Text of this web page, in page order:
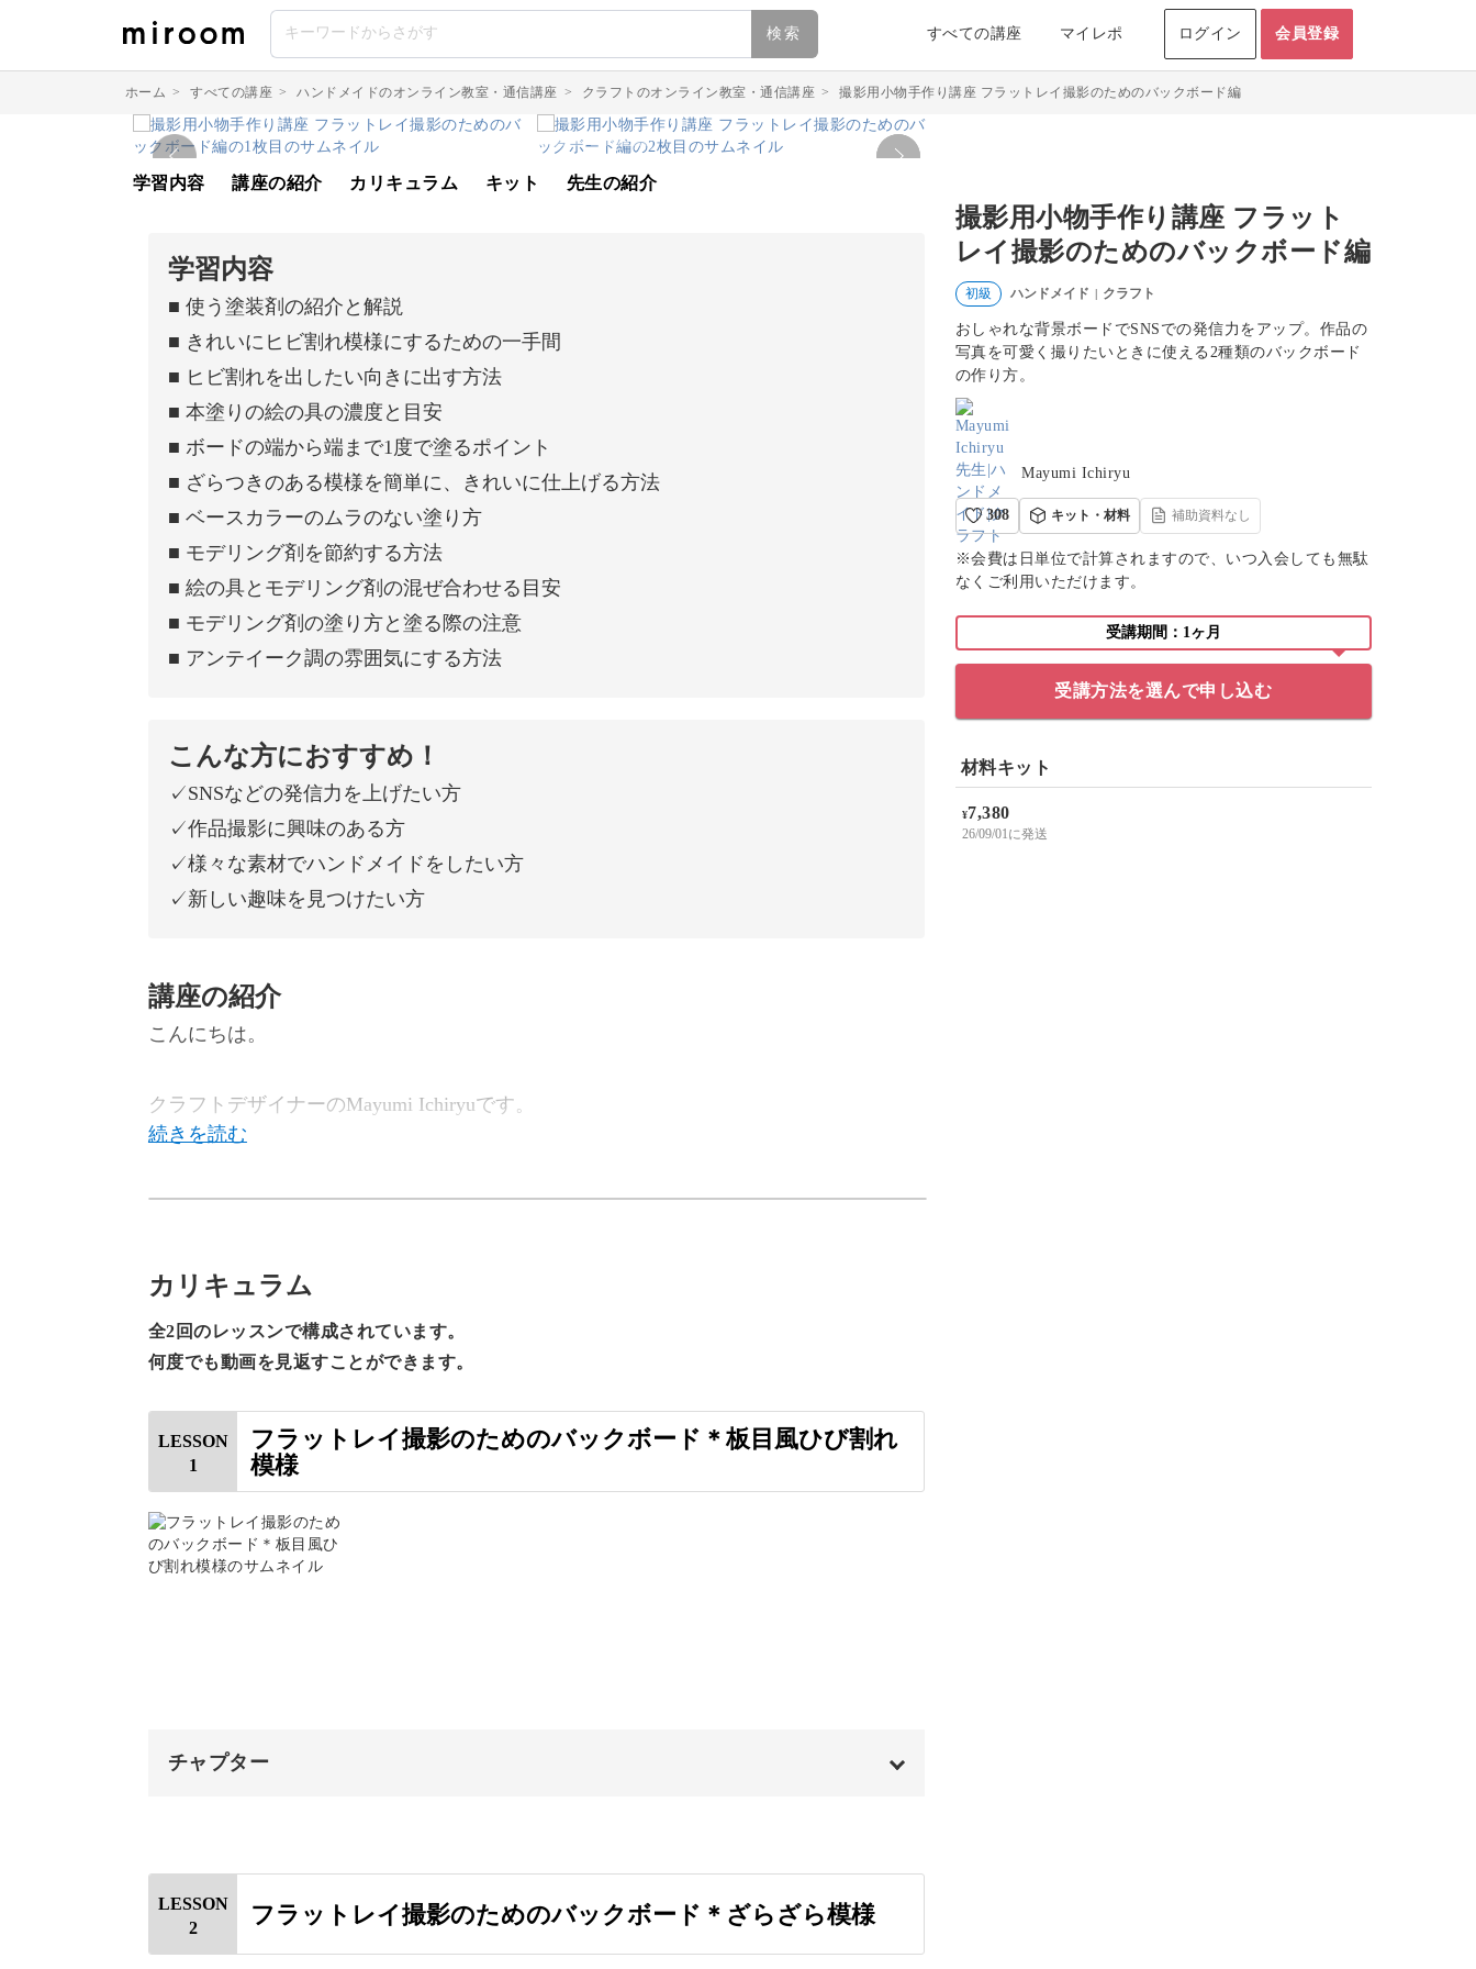
検索 すべての講座 マイレポ ログイン 会員登録
ホーム > すべての講座 > ハンドメイドのオンライン教室・通信講座 > クラフトのオンライン教室・通信講座 > 撮影用小物手作り講座 フラットレイ撮影のためのバックボード編
撮影用小物手作り講座 フラット
レイ撮影のためのバックボード編
初級 ハンドメイド | クラフト
おしゃれな背景ボードでSNSでの発信力をアップ。作品の
写真を可愛く撮りたいときに使える2種類のバックボード
の作り方。
Mayumi Ichiryu
308 キット・材料 補助資料なし
※会費は日単位で計算されますので、いつ入会しても無駄
なくご利用いただけます。
受講期間：1ヶ月
受講方法を選んで申し込む
材料キット
¥7,380
26/09/01に発送
学習内容 講座の紹介 カリキュラム キット 先生の紹介
学習内容
■ 使う塗装剤の紹介と解説
■ きれいにヒビ割れ模様にするための一手間
■ ヒビ割れを出したい向きに出す方法
■ 本塗りの絵の具の濃度と目安
■ ボードの端から端まで1度で塗るポイント
■ ざらつきのある模様を簡単に、きれいに仕上げる方法
■ ベースカラーのムラのない塗り方
■ モデリング剤を節約する方法
■ 絵の具とモデリング剤の混ぜ合わせる目安
■ モデリング剤の塗り方と塗る際の注意
■ アンテイーク調の雰囲気にする方法
こんな方におすすめ！
✓SNSなどの発信力を上げたい方
✓作品撮影に興味のある方
✓様々な素材でハンドメイドをしたい方
✓新しい趣味を見つけたい方
講座の紹介
こんにちは。
クラフトデザイナーのMayumi Ichiryuです。
ヒビ割れ剤やモデリング剤を使った特殊な塗装技法をマスターし、素敵な撮影用の背景
制作の手順を丁寧にレクチャー
インスタグラムなどの撮影において、背景はとても大切な部分になります。
講座ではバックボードの作り方の一通りの流れを丁寧にレクチャーしています。
りをするときのコツなども紹介していますよ。
カリキュラム
全2回のレッスンで構成されています。
何度でも動画を見返すことができます。
LESSON
1
フラットレイ撮影のためのバックボード＊板目風ひび割れ
模様
チャプター
使用材料・道具 00:24
ベースを塗る 01:04
LESSON
2
フラットレイ撮影のためのバックボード＊ざらざら模様